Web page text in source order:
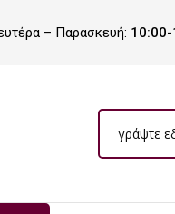
– Παρασκευή: